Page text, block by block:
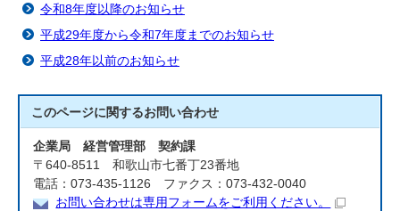
令和8年度以降のお知らせ
平成29年度から令和7年度までのお知らせ
平成28年以前のお知らせ
このページに関するお問い合わせ
企業局 経営管理部 契約課
〒640-8511 和歌山市七番丁23番地
電話：073-435-1126 ファクス：073-432-0040
お問い合わせは専用フォームをご利用ください。